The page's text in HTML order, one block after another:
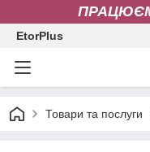
EtorPlus
Товари та послуги